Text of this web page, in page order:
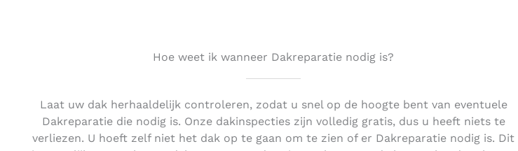
Hoe weet ik wanneer Dakreparatie nodig is?
Laat uw dak herhaaldelijk controleren, zodat u snel op de hoogte bent van eventuele
Dakreparatie die nodig is. Onze dakinspecties zijn volledig gratis, dus u heeft niets te
verliezen. U hoeft zelf niet het dak op te gaan om te zien of er Dakreparatie nodig is. Dit